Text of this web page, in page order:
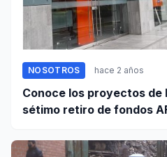
NOSOTROS hace 2 años
Conoce los proyectos de
sétimo retiro de fondos